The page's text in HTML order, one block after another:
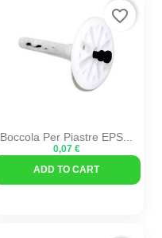
Boccola Per Piastre EPS...
0,07 €
ADD TO CART
favorite_border